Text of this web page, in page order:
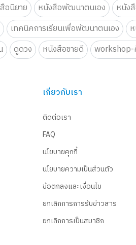
อนิยาย หนังสือพัฒนาตนเอง หนัง
เทคนิคการเรียนเพื่อพัฒนาตนเอง
ดูดวง หนังสือขายดี
เกี่ยวกับเรา
ติดต่อเรา
FAQ
นโยบายคุกกี้
นโยบายความเป็นส่วนตัว
ข้อตกลงและเงื่อนไข
ยกเลิกการการรับข่าวสาร
ยกเลิกการเป็นสมาชิก